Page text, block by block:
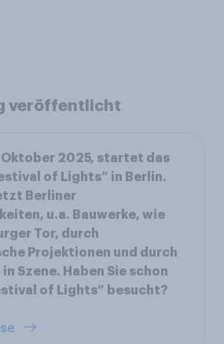
veröffentlicht
Oktober 2025, startet das
of Lights” in Berlin.
Berliner
u.a. Bauwerke, wie
Tor, durch
Projektionen und durch
Szene. Haben Sie schon
of Lights” besucht?